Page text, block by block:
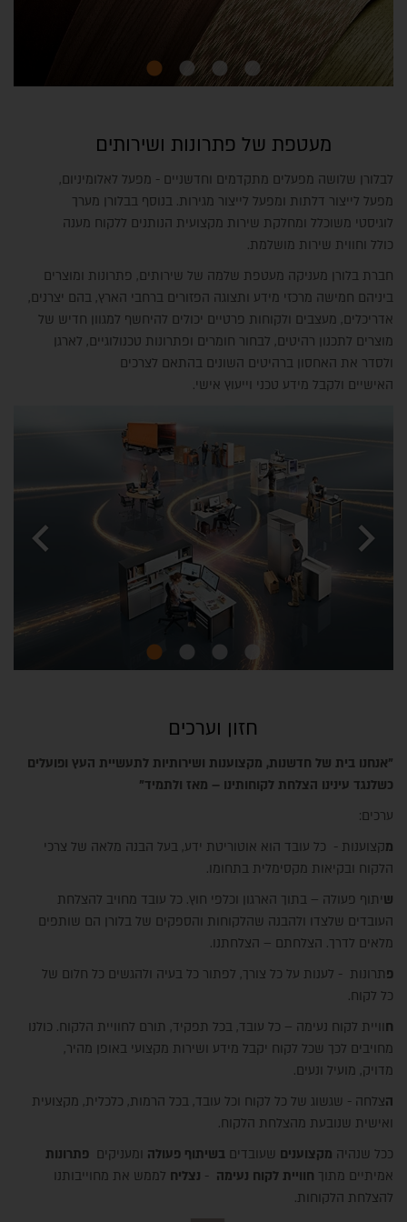
מעטפת של פתרונות ושירותים
לבלורן שלושה מפעלים מתקדמים וחדשניים - מפעל לאלומיניום,
מפעל לייצור דלתות ומפעל לייצור מגירות. בנוסף בבלורן מערך
לוגיסטי משוכלל ומחלקת שירות מקצועית הנותנים ללקוח מענה
כולל וחווית שירות מושלמת.
חברת בלורן מעניקה מעטפת שלמה של שירותים, פתרונות ומוצרים
ביניהם חמישה מרכזי מידע ותצוגה הפזורים ברחבי הארץ, בהם יצרנים,
אדריכלים, מעצבים ולקוחות פרטיים יכולים להיחשף למגוון חדיש של
מוצרים לתכנון רהיטים, לבחור חומרים ופתרונות טכנולוגיים, לארגן
ולסדר את האחסון ברהיטים השונים בהתאם לצרכים
האישיים ולקבל מידע טכני וייעוץ אישי.
chevron_left chevron_right
חזון וערכים
"אנחנו בית של חדשנות, מקצוענות ושירותיות לתעשיית העץ ופועלים
כשלנגד עינינו הצלחת לקוחותינו – מאז ולתמיד"
ערכים:
מקצוענות - כל עובד הוא אוטוריטת ידע, בעל הבנה מלאה של צרכי
הלקוח ובקיאות מקסימלית בתחומו.
שיתוף פעולה – בתוך הארגון וכלפי חוץ. כל עובד מחויב להצלחת
העובדים שלצדו ולהבנה שהלקוחות והספקים של בלורן הם שותפים
מלאים לדרך. הצלחתם – הצלחתנו.
פתרונות - לענות על כל צורך, לפתור כל בעיה ולהגשים כל חלום של
כל לקוח.
חוויית לקוח נעימה – כל עובד, בכל תפקיד, תורם לחוויית הלקוח. כולנו
מחויבים לכך שכל לקוח יקבל מידע ושירות מקצועי באופן מהיר,
מדויק, מועיל ונעים.
הצלחה - שגשוג של כל לקוח וכל עובד, בכל הרמות, כלכלית, מקצועית
ואישית שנובעת מהצלחת הלקוח.
ככל שנהיה מקצוענים שעובדים בשיתוף פעולה ומעניקים פתרונות
אמיתיים מתוך חוויית לקוח נעימה - נצליח לממש את מחוייבותנו
להצלחת הלקוחות.